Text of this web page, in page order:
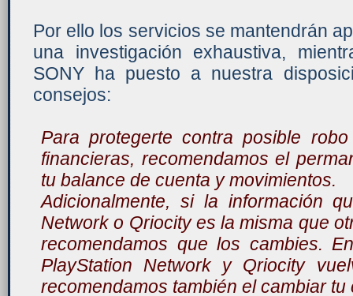
Por ello los servicios se mantendrán
una investigación exhaustiva,
SONY ha puesto a nuestra
consejos:
Para protegerte contra posible
financieras, recomendamos el
tu balance de cuenta y movimientos.
Adicionalmente, si la información
Network o Qriocity es la misma que
recomendamos que los cambies.
PlayStation Network y Qriocity
recomendamos también el cambiar tu